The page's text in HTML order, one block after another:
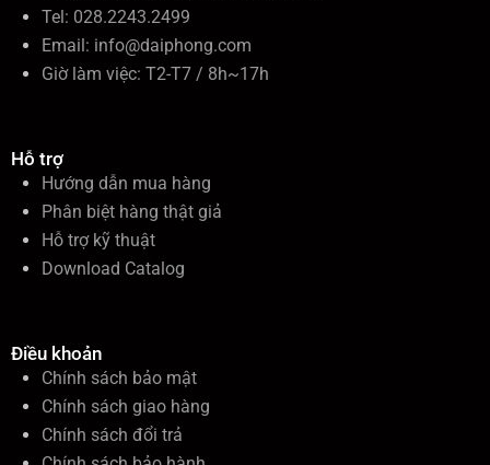
Tel: 028.2243.2499
Email: info@daiphong.com
Giờ làm việc: T2-T7 / 8h~17h
Hỗ trợ
Hướng dẫn mua hàng
Phân biệt hàng thật giả
Hỗ trợ kỹ thuật
Download Catalog
Điều khoản
Chính sách bảo mật
Chính sách giao hàng
Chính sách đổi trả